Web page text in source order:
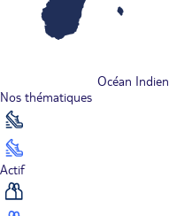
Océan Indien
Nos thématiques
Actif